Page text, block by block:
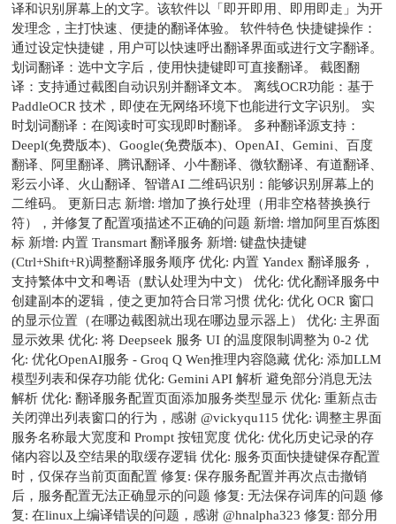
译和识别屏幕上的文字。该软件以「即开即用、即用即走」为开
发理念，主打快速、便捷的翻译体验。 软件特色 快捷键操作：
通过设定快捷键，用户可以快速呼出翻译界面或进行文字翻译。
划词翻译：选中文字后，使用快捷键即可直接翻译。 截图翻
译：支持通过截图自动识别并翻译文本。 离线OCR功能：基于
PaddleOCR 技术，即使在无网络环境下也能进行文字识别。 实
时划词翻译：在阅读时可实现即时翻译。 多种翻译源支持：
Deepl(免费版本)、Google(免费版本)、OpenAI、Gemini、百度
翻译、阿里翻译、腾讯翻译、小牛翻译、微软翻译、有道翻译、
彩云小译、火山翻译、智谱AI 二维码识别：能够识别屏幕上的
二维码。 更新日志 新增: 增加了换行处理（用非空格替换换行
符），并修复了配置项描述不正确的问题 新增: 增加阿里百炼图
标 新增: 内置 Transmart 翻译服务 新增: 键盘快捷键
(Ctrl+Shift+R)调整翻译服务顺序 优化: 内置 Yandex 翻译服务，
支持繁体中文和粤语（默认处理为中文） 优化: 优化翻译服务中
创建副本的逻辑，使之更加符合日常习惯 优化: 优化 OCR 窗口
的显示位置（在哪边截图就出现在哪边显示器上） 优化: 主界面
显示效果 优化: 将 Deepseek 服务 UI 的温度限制调整为 0-2 优
化: 优化OpenAI服务 - Groq Q Wen推理内容隐藏 优化: 添加LLM
模型列表和保存功能 优化: Gemini API 解析 避免部分消息无法
解析 优化: 翻译服务配置页面添加服务类型显示 优化: 重新点击
关闭弹出列表窗口的行为，感谢 @vickyqu115 优化: 调整主界面
服务名称最大宽度和 Prompt 按钮宽度 优化: 优化历史记录的存
储内容以及空结果的取缓存逻辑 优化: 服务页面快捷键保存配置
时，仅保存当前页面配置 修复: 保存服务配置并再次点击撤销
后，服务配置无法正确显示的问题 修复: 无法保存词库的问题 修
复: 在linux上编译错误的问题，感谢 @hnalpha323 修复: 部分用